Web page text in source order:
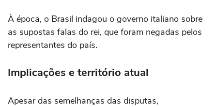
À época, o Brasil indagou o governo italiano sobre
as supostas falas do rei, que foram negadas pelos
representantes do país.
Implicações e território atual
Apesar das semelhanças das disputas,